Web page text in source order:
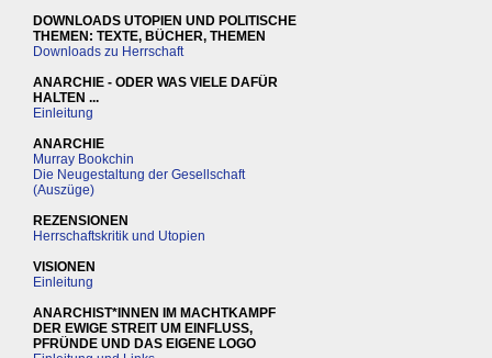
DOWNLOADS UTOPIEN UND POLITISCHE
THEMEN: TEXTE, BÜCHER, THEMEN
Downloads zu Herrschaft
ANARCHIE - ODER WAS VIELE DAFÜR
HALTEN ...
Einleitung
ANARCHIE
Murray Bookchin
Die Neugestaltung der Gesellschaft
(Auszüge)
REZENSIONEN
Herrschaftskritik und Utopien
VISIONEN
Einleitung
ANARCHIST*INNEN IM MACHTKAMPF
DER EWIGE STREIT UM EINFLUSS,
PFRÜNDE UND DAS EIGENE LOGO